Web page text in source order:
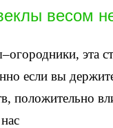
весом
эта
если вы
положительно